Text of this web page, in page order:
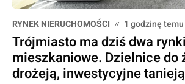
RYNEK NIERUCHOMOŚCI 1 godzinę temu
Trójmiasto ma dziś dwa rynki
mieszkaniowe. Dzielnice do
drożeją, inwestycyjne tanieją